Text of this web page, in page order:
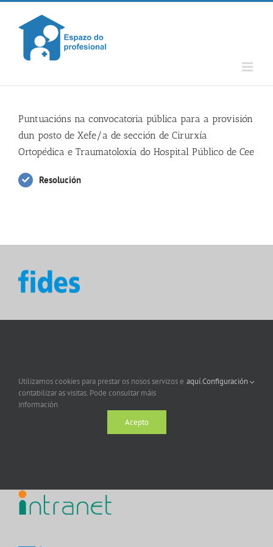
Skip
content
Puntuacións na convocatoria pública para a provisión
dun posto de Xefe/a de sección de Cirurxía
Ortopédica e Traumatoloxía do Hospital Público de Cee
Resolución
Utilizamos cookies para prestar os nosos servizos e
contabilizar as visitas. Pode consultar máis
información
aquí.Configuración
Acepto